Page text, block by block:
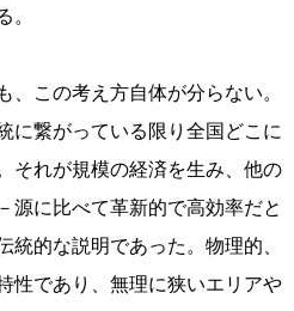
。
、この考え方自体が分らない。
に繋がっている限り全国どこに
それが規模の経済を生み、他の
源に比べて革新的で高効率だと
統的な説明であった。物理的、
性であり、無理に狭いエリアや